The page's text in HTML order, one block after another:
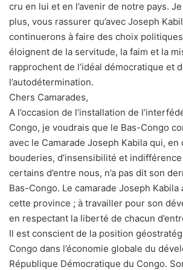
cru en lui et en l’avenir de notre pays.
plus, vous rassurer qu’avec Joseph
continuerons à faire des choix
éloignent de la servitude, la faim et la
rapprochent de l’idéal démocratique et
l’autodétermination.
Chers Camarades,
A l’occasion de l’installation de
Congo, je voudrais que le Bas-Congo
avec le Camarade Joseph Kabila qui, en
bouderies, d’insensibilité et
certains d’entre nous, n’a pas dit son
Bas-Congo. Le camarade Joseph Kabila
cette province ; à travailler pour son
en respectant la liberté de chacun
Il est conscient de la position
Congo dans l’économie globale du
République Démocratique du Congo.